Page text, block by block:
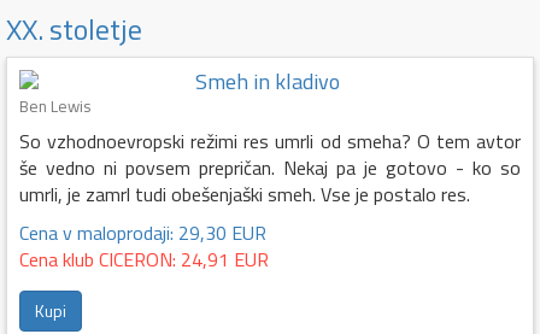
XX. stoletje
Smeh in kladivo
Ben Lewis
So vzhodnoevropski režimi res umrli od smeha? O tem avtor
še vedno ni povsem prepričan. Nekaj pa je gotovo - ko so
umrli, je zamrl tudi obešenjaški smeh. Vse je postalo res.
Cena v maloprodaji: 29,30 EUR
Cena klub CICERON: 24,91 EUR
Kupi